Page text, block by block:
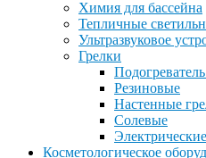
Химия для бассейна
Тепличные
Ультразвуковое
Грелки
Резиновые
Настенные
Солевые
Электрические
Косметологическое